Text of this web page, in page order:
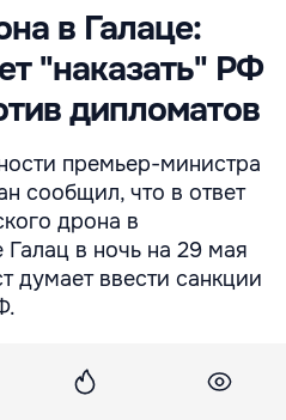
в Галаце:
"наказать" РФ
дипломатов
премьер-министра
сообщил, что в ответ
дрона в
в ночь на 29 мая
думает ввести санкции